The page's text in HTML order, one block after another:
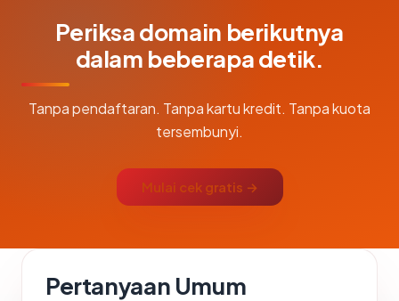
Periksa domain berikutnya
dalam beberapa detik.
Tanpa pendaftaran. Tanpa kartu kredit. Tanpa kuota
tersembunyi.
Mulai cek gratis →
Pertanyaan Umum